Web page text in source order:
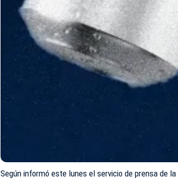
Según informó este lunes el servicio de prensa de la